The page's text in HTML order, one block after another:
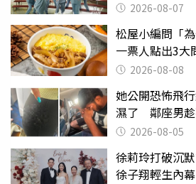
2026-08-07
松屋小編問「
一票人點出3大
2026-08-08
她公開恐怖飛
濕了 鄰座男趁
2026-08-05
徐莉玲打破沉
徐子翔輕生內